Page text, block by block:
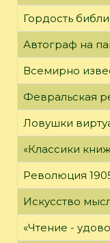
Гордость
Автограф на
Всемирно
Февральская
Ловушки
«Классики
Революция
Искусство
«Чтение -